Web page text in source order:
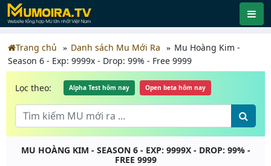
Trang chủ Danh sách Mu Mới Ra
Mu Hoàng Kim -
Season 6 - Exp: 9999x - Drop: 99% - Free 9999
Lọc theo: Alpha Test hôm nay Open beta hôm nay
MU HOÀNG KIM - SEASON 6 - EXP: 9999X - DROP: 99% -
FREE 9999